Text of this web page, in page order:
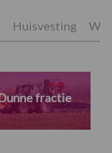
Huisvesting
fractie